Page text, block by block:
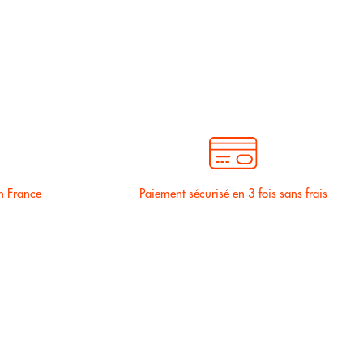
France Paiement sécurisé en 3 fois sans frais